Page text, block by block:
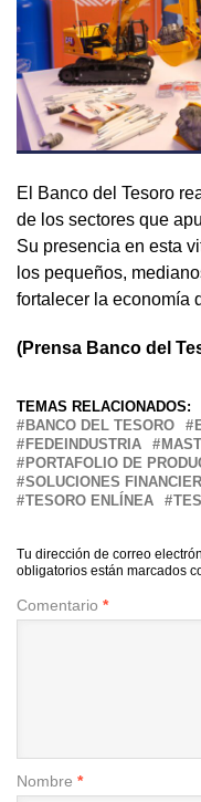
El Banco del Tesoro
de los sectores que
Su presencia en esta
los pequeños,
fortalecer la economía
(Prensa Banco del
TEMAS RELACIONADOS:
BANCO DEL TESORO
FEDEINDUSTRIA
PORTAFOLIO DE
SOLUCIONES
TESORO ENLÍNEA
Tu dirección de correo
obligatorios están marcados
Comentario *
Nombre *